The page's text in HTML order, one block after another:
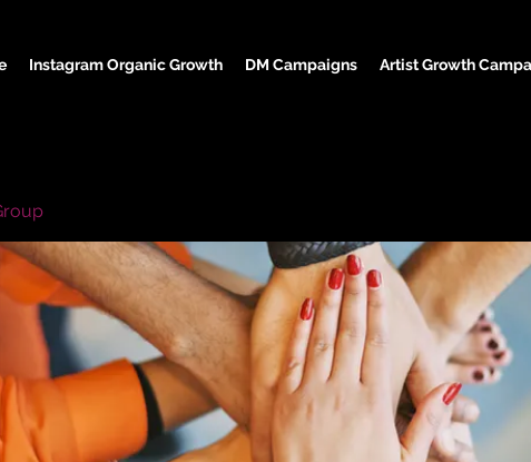
Instagram Organic Growth DM Campaigns Artist Growth